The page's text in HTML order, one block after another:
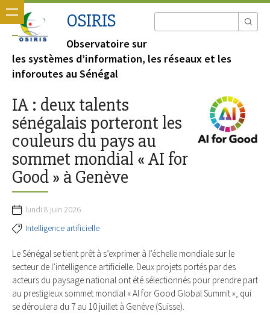
OSIRIS
Observatoire sur
les systèmes d’information, les réseaux et les
inforoutes au Sénégal
IA : deux talents
sénégalais porteront les
couleurs du pays au
sommet mondial « AI for
Good » à Genève
lundi 8 juin 2026
Intelligence artificielle
Le Sénégal se tient prêt à s’exprimer à l’échelle mondiale sur le
secteur de l’intelligence artificielle. Deux projets portés par des
acteurs du paysage national ont été sélectionnés pour prendre part
au prestigieux sommet mondial « AI for Good Global Summit », qui
se déroulera du 7 au 10 juillet à Genève (Suisse).